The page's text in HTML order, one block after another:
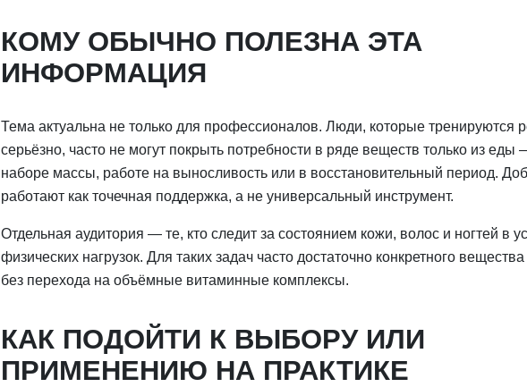
КОМУ ОБЫЧНО ПОЛЕЗНА ЭТА
ИНФОРМАЦИЯ
Тема актуальна не только для профессионалов. Люди, которые тренируются
серьёзно, часто не могут покрыть потребности в ряде веществ только из еды
наборе массы, работе на выносливость или в восстановительный период.
работают как точечная поддержка, а не универсальный инструмент.
Отдельная аудитория — те, кто следит за состоянием кожи, волос и ногтей в
физических нагрузок. Для таких задач часто достаточно конкретного
без перехода на объёмные витаминные комплексы.
КАК ПОДОЙТИ К ВЫБОРУ ИЛИ
ПРИМЕНЕНИЮ НА ПРАКТИКЕ